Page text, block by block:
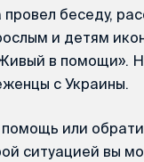
беседу,
и детям
в помощи».
с Украины.
или
ситуацией вы